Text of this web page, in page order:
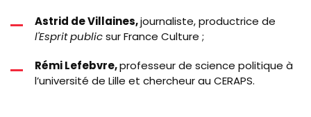
Astrid de Villaines,journaliste, productrice de
l'Esprit publicsur France Culture ;
Rémi Lefebvre,professeur de science politique à
l’université de Lille et chercheur au CERAPS.